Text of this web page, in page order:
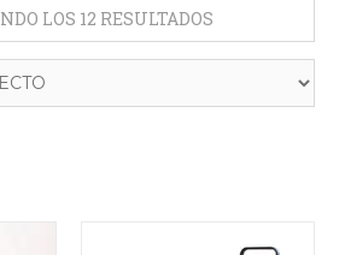
LOS 12 RESULTADOS